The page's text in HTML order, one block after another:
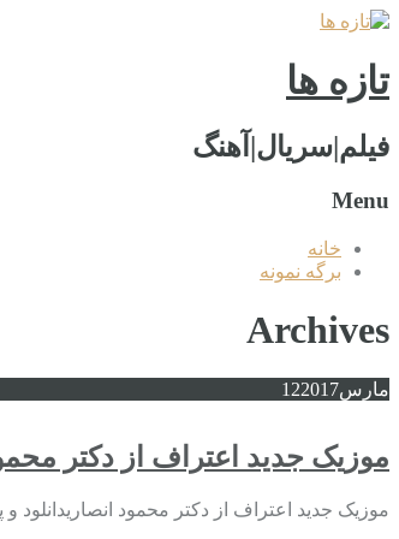
تازه ها
فیلم|سریال|آهنگ
Menu
خانه
برگه نمونه
Archives
مارس 122017
موزیک جدید اعتراف از دکتر
موزیک جدید اعتراف از دکتر محمود